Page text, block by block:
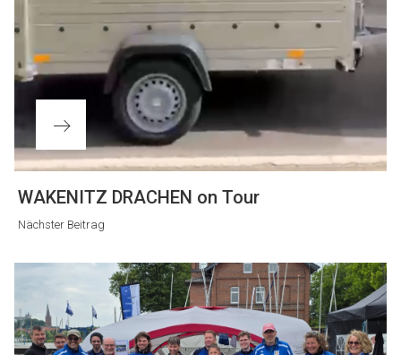
Nächster
Beitrag
WAKENITZ DRACHEN on Tour
Nächster Beitrag